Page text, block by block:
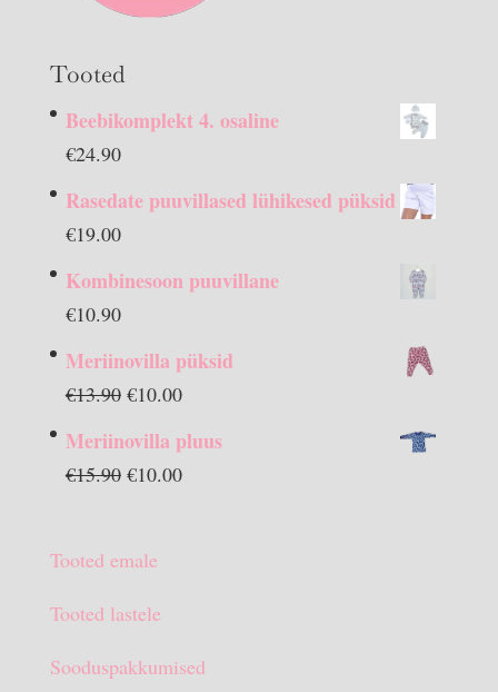
Tooted
Beebikomplekt 4. osaline
€24.90
Rasedate puuvillased lühikesed püksid
€19.00
Kombinesoon puuvillane
€10.90
Meriinovilla püksid
€13.90 Algne
€10.00Praegune
on:
Meriinovilla pluus
€15.90 Algne
€15.90.
€10.00Praegune
Tooted emale
Tooted lastele
Sooduspakkumised